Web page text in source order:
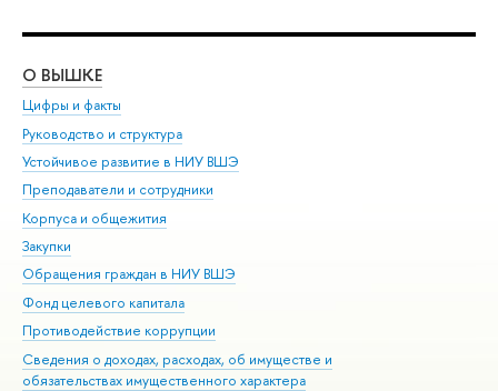
О ВЫШКЕ
Цифры и факты
Руководство и структура
Устойчивое развитие в НИУ ВШЭ
Преподаватели и сотрудники
Корпуса и общежития
Закупки
Обращения граждан в НИУ ВШЭ
Фонд целевого капитала
Противодействие коррупции
Сведения о доходах, расходах, об имуществе и
обязательствах имущественного характера